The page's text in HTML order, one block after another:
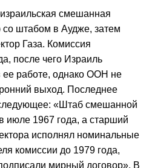
смешанная
штабом в Аудже, затем
Газа. Комиссия
после чего Израиль
ее работе, однако ООН не
выход. Последнее
«Штаб смешанной
июле 1967 года, а старший
исполнял номинальные
комиссии до 1979 года,
мирный договор». В